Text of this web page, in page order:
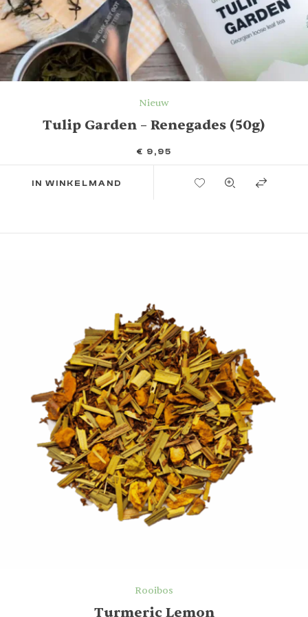
Nieuw
Tulip Garden – Renegades (50g)
€ 9,95
IN WINKELMAND
Rooibos
Turmeric Lemon